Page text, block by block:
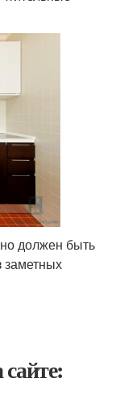
должен быть
заметных